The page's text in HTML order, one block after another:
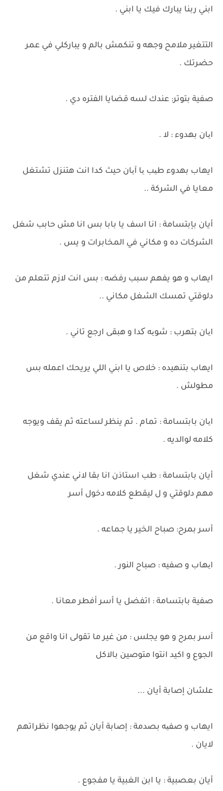
ابني ربنا يبارك فيك يا ابني .
التتغير ملامح وجهه و تنكمش بالم و يباركلي في عمر
حضرتك .
صفية بتوتر: عندك لسه قضايا الفتره دي .
ایان بهدوء : لا .
ايهاب بهدوء طیب یا آیان حيث كدا انت هتنزل تشتغل
معايا في الشركة ..
أيان بإبتسامة : انا اسف يا بابا بس انا مش حابب شغل
الشركات ده و مكاني في المخابرات و يس .
ايهاب و هو يفهم سبب رفضه : بس انت لازم تتعلم من
دلوقتي تمسك الشغل مكاني ..
ایان بتهرب : شویه کدا و هبقى ارجع تاني .
ايهاب بتنهيده : خلاص يا ابني اللي يريحك اعمله بس
مطولش .
ایان بابتسامة : تمام . ثم ينظر لساعته ثم يقف ويوجه
كلامه لوالديه .
أيان بابتسامة : طب استاذن انا بقا لاني عندي شغل
مهم دلوقتي و ل ليقطع كلامه دخول أسر
أسر بمرح: صباح الخير يا جماعه .
ایهاب و صفيه : صباح النور .
صفية بابتسامة : اتفضل يا أسر أفطر معانا .
آسر بمرح و هو يجلس : من غير ما تقولى انا واقع من
الجوع و اكيد انتوا متوصين بالاكل
علشان إصابة أيان ...
ايهاب و صفیه بصدمة : إصابة أيان ثم يوجهوا نظراتهم
لايان .
أيان بعصبية : يا ابن الغبية يا مفجوع .